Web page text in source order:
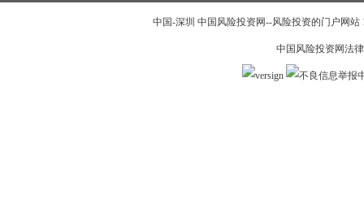
中国-深圳 中国风险投资网--风险投资的门户网
中国风险投资网法